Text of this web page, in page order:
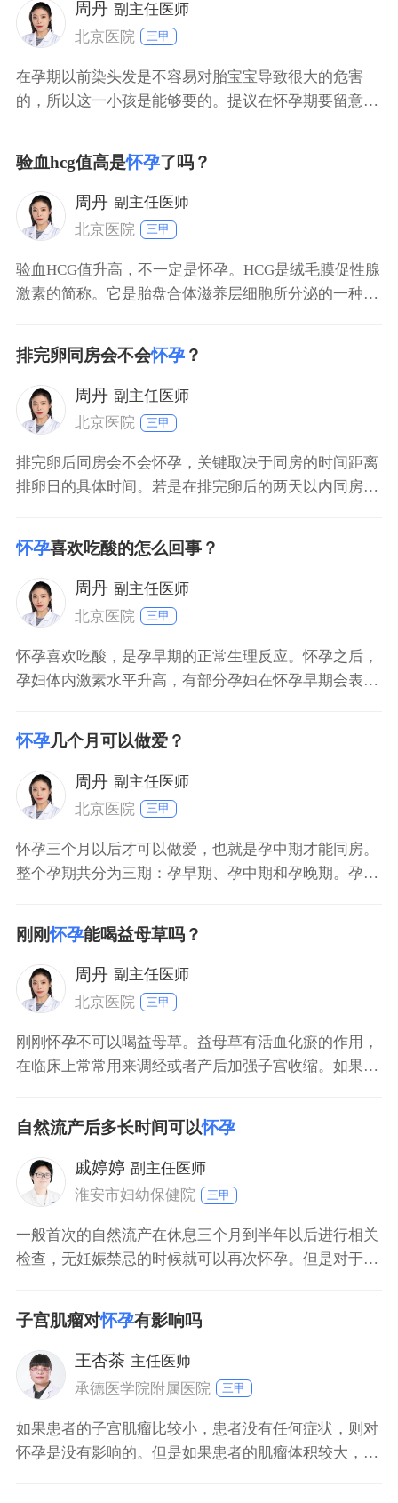
结合中药补肾益气安胎，尽量注意休息。
周丹 副主任医师
北京医院
三甲
在孕期以前染头发是不容易对胎宝宝导致很大的危害
的，所以这一小孩是能够要的。提议在怀孕期要留意叶
质食物。在怀孕期要定期的看医生开展产检。
验血hcg值高是怀孕了吗？
周丹 副主任医师
北京医院
三甲
验血HCG值升高，不一定是怀孕。HCG是绒毛膜促性腺
激素的简称。它是胎盘合体滋养层细胞所分泌的一种糖
有关的疾病有好多种，例如异位妊娠，葡萄胎，绒毛膜
上皮癌，不完全流产，畸胎瘤，精原细胞睾丸癌等，因
此不能说hcg升高就是怀孕。要想确诊怀孕，还需要做
超
排完卵同房会不会怀孕？
周丹 副主任医师
北京医院
三甲
排完卵后同房会不会怀孕，关键取决于同房的时间距离
排卵日的具体时间。若是在排完卵后的两天以内同房，
怀孕的几率就会明显的下降；排完卵的4天以后再同
房，基本上就不会怀孕。如果不想怀孕的话，在排完卵
后的4天之内尽量不要同房。
怀孕喜欢吃酸的怎么回事？
周丹 副主任医师
北京医院
三甲
怀孕喜欢吃酸，是孕早期的正常生理反应。怀孕之后，
孕妇体内激素水平升高，有部分孕妇在怀孕早期会表现
早孕反应。而且，孕早期大部分孕妇胃口不好，酸性食
物比较开胃，可以在一定程度上刺激孕妇食欲增加，这
也是怀孕之后，喜欢吃酸性食物的原因之一。孕早期注
意休息，饮食
怀孕几个月可以做爱？
周丹 副主任医师
北京医院
三甲
怀孕三个月以后才可以做爱，也就是孕中期才能同房。
整个孕期共分为三期：孕早期、孕中期和孕晚期。孕十
生活，由于同房刺激，容易造成先兆流产。孕十三周到
孕二十七周末是孕中期，孕中期胎儿已经稳定，可以过
性生活，但是性生活次数不能过多，动作也不能过于激
烈。孕二十八
刚刚怀孕能喝益母草吗？
周丹 副主任医师
北京医院
三甲
刚刚怀孕不可以喝益母草。益母草有活血化瘀的作用，
在临床上常常用来调经或者产后加强子宫收缩。如果在
时千万不可以喝益母草。就算想要流产，也要到医院做
一些相关的辅助检查，在排除流产禁忌证的情况下，要
采用药物流产、负压吸引手术来终止早期妊娠，而不要
随便用药，不
自然流产后多长时间可以怀孕
戚婷婷 副主任医师
淮安市妇幼保健院
三甲
一般首次的自然流产在休息三个月到半年以后进行相关
检查，无妊娠禁忌的时候就可以再次怀孕。但是对于复
生三次及三次以上的自然流产，虽然复发性流产定义为
连续三次或三次以上，但是大多数专家认为连续发生两
次流产，应重视并予评估。早期复发性流产常见原因为
胚胎染色体异常、免疫功能低下、黄体功能不全、甲状
腺功
子宫肌瘤对怀孕有影响吗
王杏茶 主任医师
承德医学院附属医院
三甲
如果患者的子宫肌瘤比较小，患者没有任何症状，则对
怀孕是没有影响的。但是如果患者的肌瘤体积较大，就